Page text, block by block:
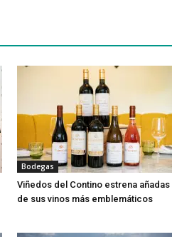
Bodegas
Viñedos del Contino estrena añadas
de sus vinos más emblemáticos